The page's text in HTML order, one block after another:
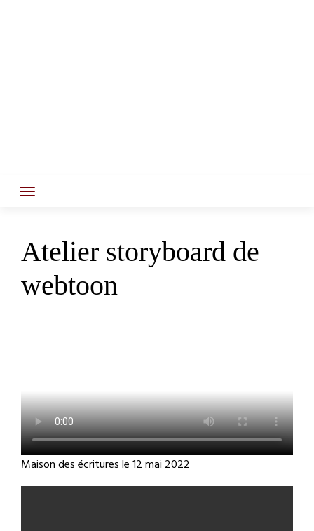
Atelier storyboard de
webtoon
Maison des écritures le 12 mai 2022